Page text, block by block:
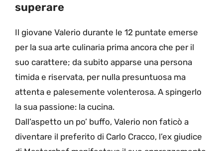
superare
Il giovane Valerio durante le 12 puntate emerse
per la sua arte culinaria prima ancora che per il
suo carattere; da subito apparse una persona
timida e riservata, per nulla presuntuosa ma
attenta e palesemente volenterosa. A spingerlo
la sua passione: la cucina.
Dall’aspetto un po’ buffo, Valerio non faticò a
diventare il preferito di Carlo Cracco, l’ex giudice